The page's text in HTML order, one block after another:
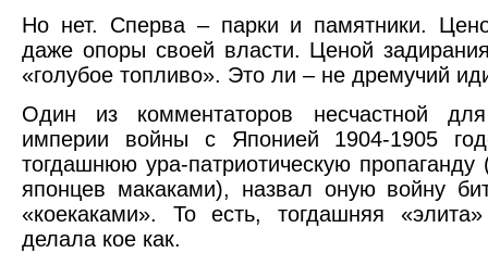
Но нет. Сперва – парки и памятники.
даже опоры своей власти. Ценой
«голубое топливо». Это ли – не дремучий
Один из комментаторов несчастной для
империи войны с Японией 1904-1905
тогдашнюю ура-патриотическую
японцев макаками), назвал оную войну
«коекаками». То есть, тогдашняя
делала кое как.